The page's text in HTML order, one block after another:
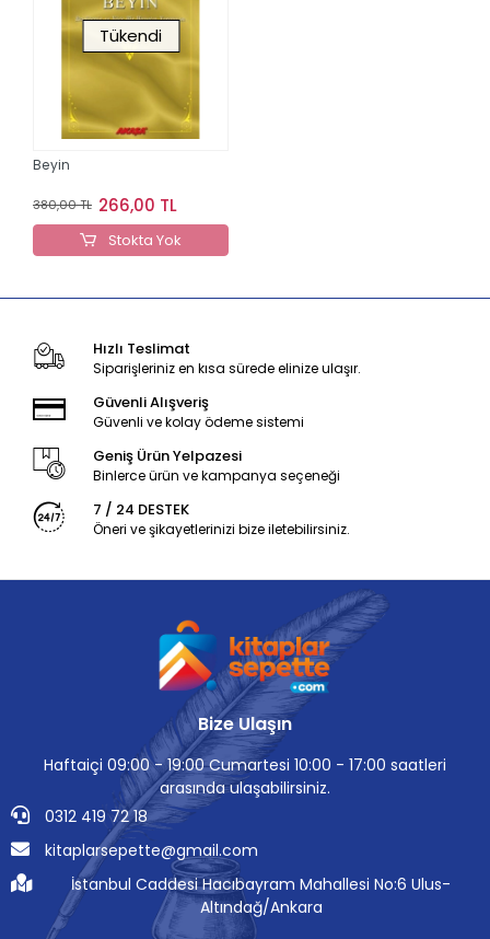
Tükendi
Beyin
380,00 TL 266,00 TL
Stokta Yok
Hızlı Teslimat
Siparişleriniz en kısa sürede elinize ulaşır.
Güvenli Alışveriş
Güvenli ve kolay ödeme sistemi
Geniş Ürün Yelpazesi
Binlerce ürün ve kampanya seçeneği
7 / 24 DESTEK
Öneri ve şikayetlerinizi bize iletebilirsiniz.
Bize Ulaşın
Haftaiçi 09:00 - 19:00 Cumartesi 10:00 - 17:00 saatleri
arasında ulaşabilirsiniz.
0312 419 72 18
kitaplarsepette@gmail.com
İstanbul Caddesi Hacıbayram Mahallesi No:6 Ulus-
Altındağ/Ankara